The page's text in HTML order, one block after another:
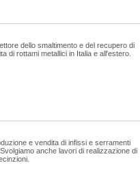
dello smaltimento e del recupero di
di rottami metallici in Italia e all'estero.
e vendita di infissi e serramenti
anche lavori di realizzazione di